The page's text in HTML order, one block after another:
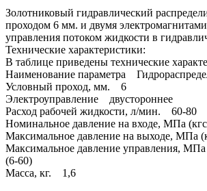
Золотниковый гидравлический
проходом 6 мм. и двумя
управления потоком жидкости в
Технические характеристики:
В таблице приведены технические
Наименование параметра
Условный проход, мм. 6
Электроуправление двустороннее
Расход рабочей жидкости, л/мин. 60-80
Номинальное давление на входе, МПа
Максимальное давление на выходе, МПа
Максимальное давление управления,
(6-60)
Масса, кг. 1,6